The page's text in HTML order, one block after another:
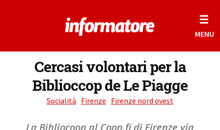
☰
MENU
Cercasi volontari per la
Biblioccop de Le Piagge
Socialità Firenze Firenze nord ovest
La Bibliocoop al Coop.fi di Firenze via